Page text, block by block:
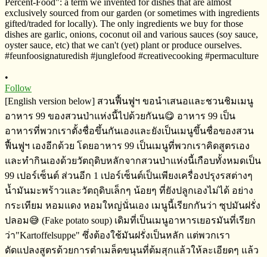
•
Follow
[English version below] สวนฟื้นฟูฯ​ ขอนำเสนอและชวนชิมเมนู
อาหาร​ 99 ของสวนป่าแห่งนี้ไปด้วยกันน😋 อาหาร​ 99​ ​เป็น
อาหารที่พวกเราตั้งชื่อขึ้นกันเองและยังเป็นเมนูขึ้นชื่อของสวน
ฟื้นฟูฯ​ เองอีกด้วย​ โดยอาหาร​ 99​ เป็นเมนูที่พวกเราคิดสูตร​เอง
และทำกินเองด้วยวัตถุดิบหลักจากสวนป่าแห่งนี้เกือบทั้งหมดเป็น​
99​ เปอร์เซ็นต์​ ส่วนอีก​ 1 เปอร์เซ็นต์​เป็นเพียงเครื่องปรุงรสต่างๆ​
น้ำมันมะพร้าว​และวัตถุดิบเล็กๆ​ น้อยๆ​ ที่ยังปลูกเองไม่ได้​ อย่าง​
กระเทียม​ หอมแดง​ หอมใหญ่นั่นเอง เมนูนี้เรียกกันว่า​ ซุปมันฝรั่ง
ปลอม😅​ (Fake potato soup) เดิมที่เป็นเมนูอาหารเยอรมัน​ที่เรียก
ว่า​"Kartoffelsuppe" ซึ่งต้องใช้มันฝรั่งเป็นหลัก​ แต่พวกเรา
ดัดแปลงสูตรด้วยการตำเมล็ดขนุนที่ต้มสุกแล้วให้ละเอียดๆ​ แล้ว